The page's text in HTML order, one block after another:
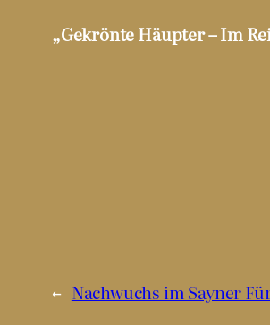
„Gekrönte Häupter – Im
← Nachwuchs im Sayner